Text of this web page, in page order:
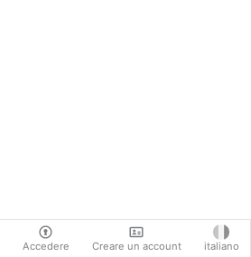
Accedere Creare un account italiano